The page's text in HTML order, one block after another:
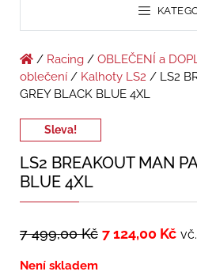
/ Racing / OBLEČENÍ a
oblečení / Kalhoty LS2 / LS2
GREY BLACK BLUE 4XL
Sleva!
LS2 BREAKOUT MAN
BLUE 4XL
7 499,00Kč 7 124,00 Kč
Není skladem